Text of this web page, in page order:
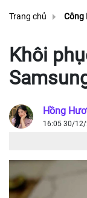
Trang chủ Công
Khôi
Hồng
16:05 30/